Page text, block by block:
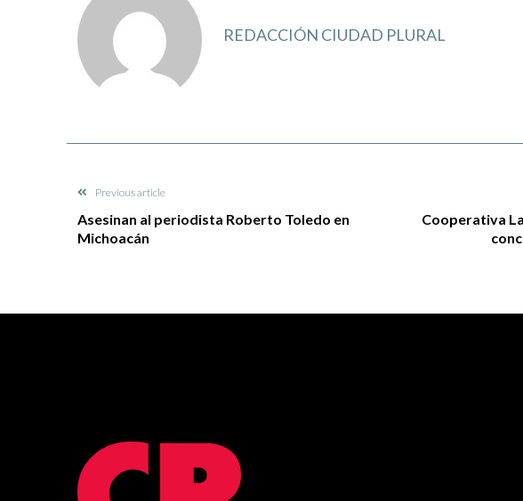
REDACCIÓN CIUDAD PLURAL
Previous article
Asesinan al periodista Roberto Toledo en
Michoacán
Cooperativa